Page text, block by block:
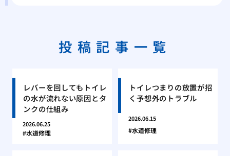
投稿記事一覧
レバーを回してもトイレ
の水が流れない原因とタ
ンクの仕組み
2026.06.25
水道修理
トイレつまりの放置が招
く予想外のトラブル
2026.06.15
水道修理